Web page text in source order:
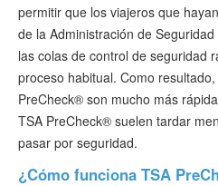
permitir que los viajeros que
de la Administración de
las colas de control de seguridad
proceso habitual. Como
PreCheck® son mucho más
TSA PreCheck® suelen tardar
pasar por seguridad.
¿Cómo funciona TSA